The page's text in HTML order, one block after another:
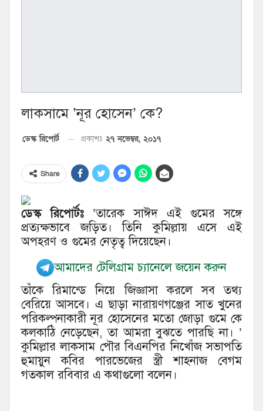
লাকসামে ‘নূর হোসেন’ কে?
ডেস্ক রিপোর্ট প্রকাশঃ ২৭ নভেম্বর, ২০১৭
Share
ডেস্ক রিপোর্টঃ ‘তারেক সাঈদ এই গুমের সঙ্গে
প্রত্যক্ষভাবে জড়িত। তিনি কুমিল্লায় এসে এই
অপহরণ ও গুমের নেতৃত্ব দিয়েছেন।
আমাদের টেলিগ্রাম চ্যানেলে জয়েন করুন
তাঁকে রিমান্ডে নিয়ে জিজ্ঞাসা করলে সব তথ্য
বেরিয়ে আসবে। এ ছাড়া নারায়ণগঞ্জের সাত খুনের
পরিকল্পনাকারী নূর হোসেনের মতো জোড়া গুমে কে
কলকাঠি নেড়েছেন, তা আমরা বুঝতে পারছি না। ’
কুমিল্লার লাকসাম পৌর বিএনপির নিখোঁজ সভাপতি
হুমায়ুন কবির পারভেজের স্ত্রী শাহনাজ বেগম
গতকাল রবিবার এ কথাগুলো বলেন।